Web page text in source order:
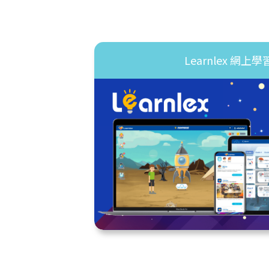
Learnlex 網上學